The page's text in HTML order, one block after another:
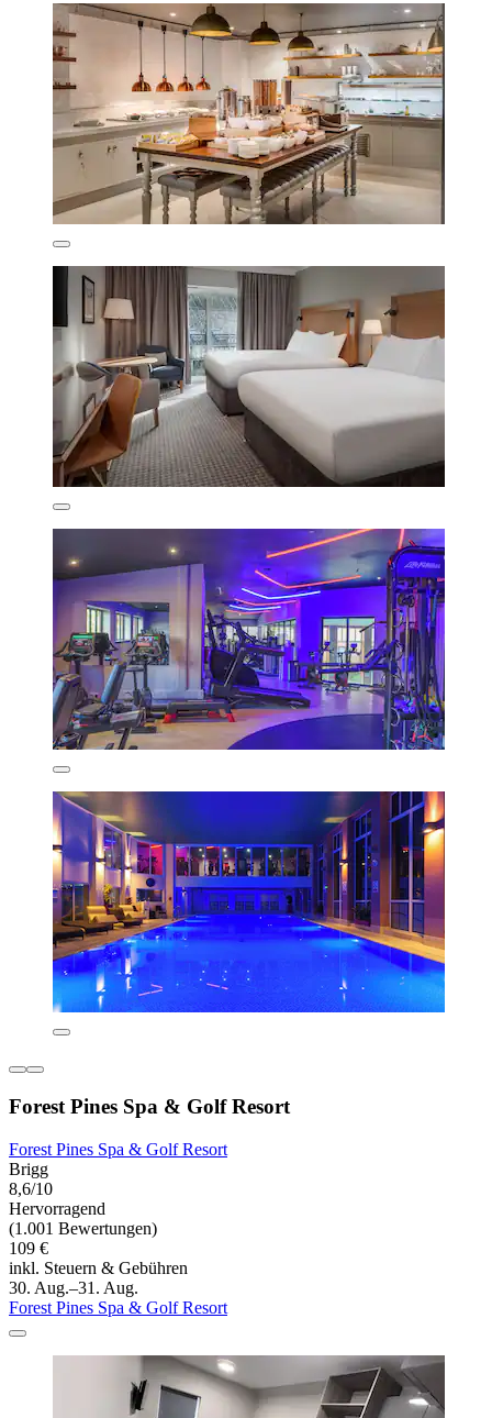
Forest Pines Spa & Golf Resort
Forest Pines Spa & Golf Resort
Brigg
8,6/10
Hervorragend
(1.001 Bewertungen)
109 €
inkl. Steuern & Gebühren
30. Aug.–31. Aug.
Forest Pines Spa & Golf Resort